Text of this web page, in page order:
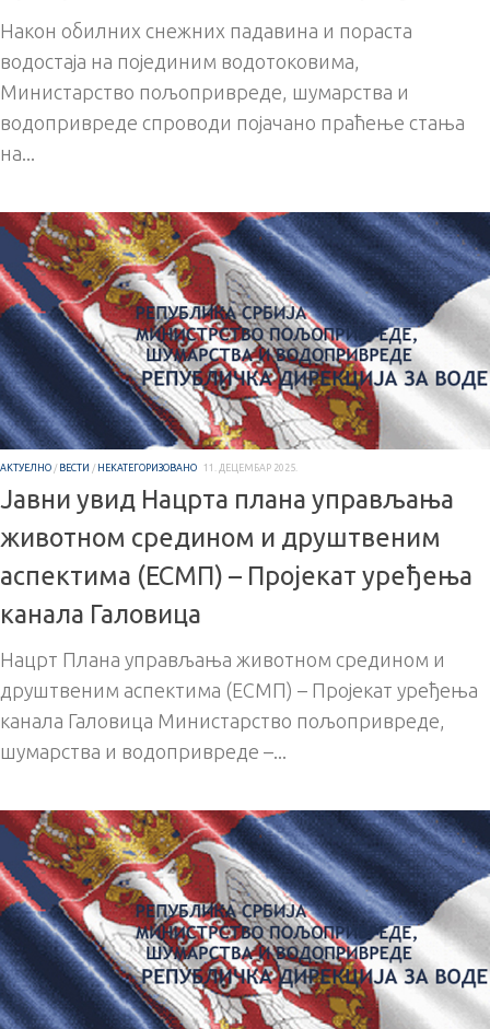
Након обилних снежних падавина и пораста
водостаја на појединим водотоковима,
Министарство пољопривреде, шумарства и
водопривреде спроводи појачано праћење стања
на...
АКТУЕЛНО / ВЕСТИ / НЕКАТЕГОРИЗОВАНО 11. ДЕЦЕМБАР 2025.
Јавни увид Нацрта плана управљања
животном средином и друштвеним
аспектима (ЕСМП) – Пројекат уређења
канала Галовица
Нацрт Плана управљања животном средином и
друштвеним аспектима (ЕСМП) – Пројекат уређења
канала Галовица Министарство пољопривреде,
шумарства и водопривреде –...